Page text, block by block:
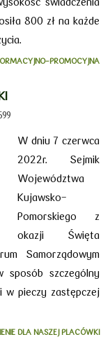
800 zł na każde
PROMOCYJNA
W dniu 7 czerwca
2022r. Sejmik
Województwa
Kujawsko-
Pomorskiego z
okazji Święta
Samorządowym
sposób szczególny
w pieczy zastępczej
DLA NASZEJ PLACÓWKI